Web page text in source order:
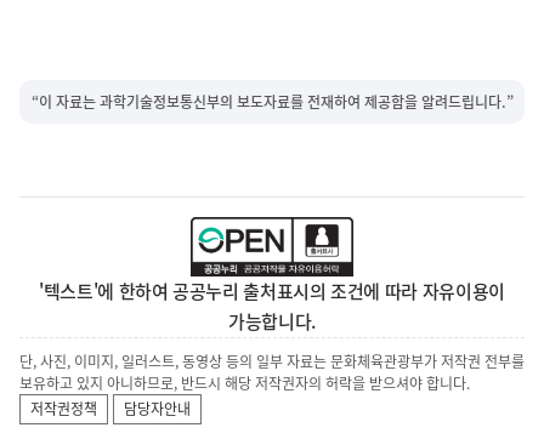
“이 자료는 과학기술정보통신부의 보도자료를 전재하여 제공함을 알려드립니다.”
'텍스트'에 한하여 공공누리 출처표시의 조건에 따라 자유이용이
가능합니다.
단, 사진, 이미지, 일러스트, 동영상 등의 일부 자료는 문화체육관광부가 저작권 전부를
보유하고 있지 아니하므로, 반드시 해당 저작권자의 허락을 받으셔야 합니다.
저작권정책
담당자안내